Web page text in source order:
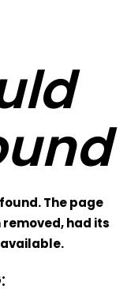
The page
had its